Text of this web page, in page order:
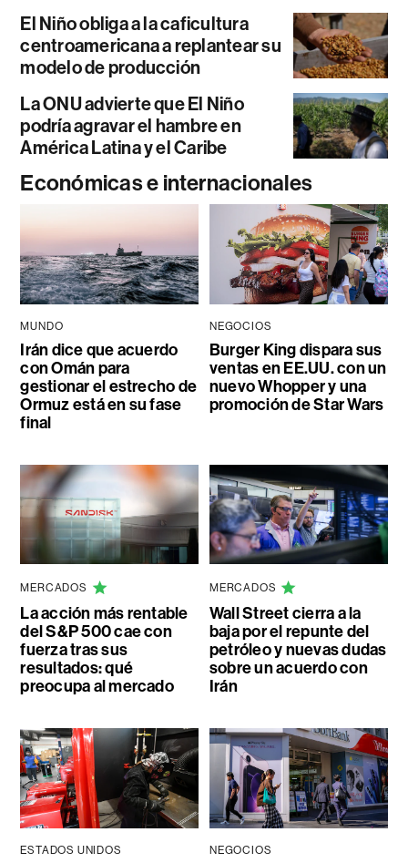
El Niño obliga a la caficultura
centroamericana a replantear su
modelo de producción
La ONU advierte que El Niño
podría agravar el hambre en
América Latina y el Caribe
Económicas e internacionales
MUNDO
Irán dice que acuerdo
con Omán para
gestionar el estrecho de
Ormuz está en su fase
final
NEGOCIOS
Burger King dispara sus
ventas en EE.UU. con un
nuevo Whopper y una
promoción de Star Wars
MERCADOS
La acción más rentable
del S&P 500 cae con
fuerza tras sus
resultados: qué
preocupa al mercado
MERCADOS
Wall Street cierra a la
baja por el repunte del
petróleo y nuevas dudas
sobre un acuerdo con
Irán
ESTADOS UNIDOS NEGOCIOS